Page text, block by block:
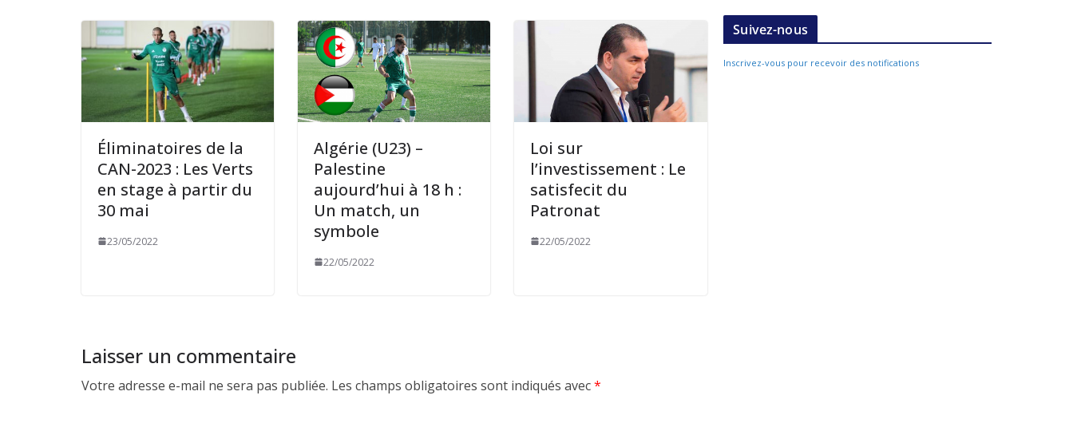
Éliminatoires de la
CAN-2023 : Les Verts
en stage à partir du
30 mai
23/05/2022
Algérie (U23) –
Palestine
aujourd’hui à 18 h :
Un match, un
symbole
22/05/2022
Loi sur
l’investissement : Le
satisfecit du
Patronat
22/05/2022
Laisser un commentaire
Votre adresse e-mail ne sera pas publiée. Les champs obligatoires sont indiqués avec*
Suivez-nous
Inscrivez-vous pour recevoir des notifications